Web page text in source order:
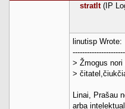
stratlt (IP
linutisp Wrote:
> Žmogus
>
Linai, Prašau
arba